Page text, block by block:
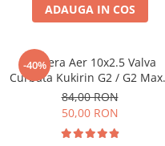
Suruburi
Cauciucuri
https://
https://
trotinete-electrice
ADAUGA IN COS
-40%
Camera Aer 10x2.5 Valva
Curbata Kukirin G2 / G2
G2 Master
84,00 RON
50,00 RON